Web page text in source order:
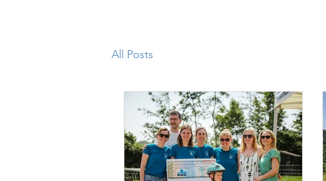
All Posts